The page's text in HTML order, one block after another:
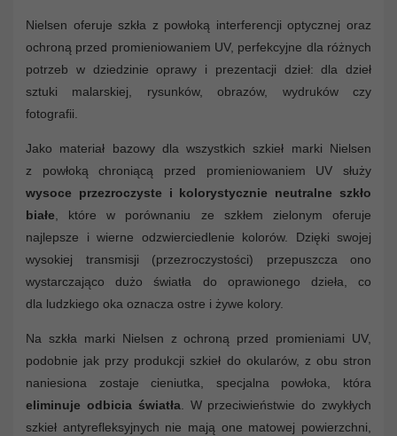
Nielsen oferuje szkła z powłoką interferencji optycznej oraz
ochroną przed promieniowaniem UV, perfekcyjne dla różnych
potrzeb w dziedzinie oprawy i prezentacji dzieł: dla dzieł
sztuki malarskiej, rysunków, obrazów, wydruków czy
fotografii.
Jako materiał bazowy dla wszystkich szkieł marki Nielsen
z powłoką chroniącą przed promieniowaniem UV służy
wysoce przezroczyste i kolorystycznie neutralne szkło
białe, które w porównaniu ze szkłem zielonym oferuje
najlepsze i wierne odzwierciedlenie kolorów. Dzięki swojej
wysokiej transmisji (przezroczystości) przepuszcza ono
wystarczająco dużo światła do oprawionego dzieła, co
dla ludzkiego oka oznacza ostre i żywe kolory.
Na szkła marki Nielsen z ochroną przed promieniami UV,
podobnie jak przy produkcji szkieł do okularów, z obu stron
naniesiona zostaje cieniutka, specjalna powłoka, która
eliminuje odbicia światła. W przeciwieństwie do zwykłych
szkieł antyrefleksyjnych nie mają one matowej powierzchni,